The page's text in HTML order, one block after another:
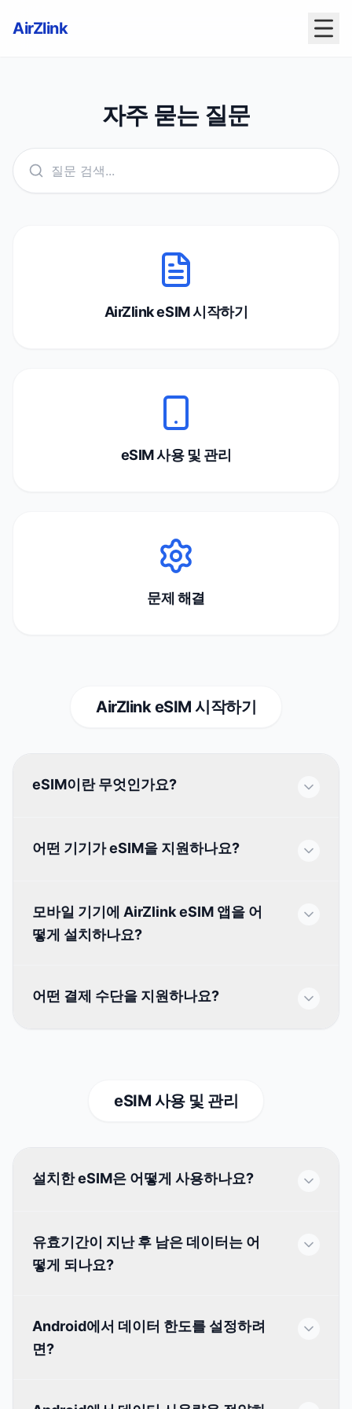
AirZlink
자주 묻는 질문
AirZlink eSIM 시작하기
eSIM 사용 및 관리
문제 해결
AirZlink eSIM 시작하기
eSIM이란 무엇인가요?
어떤 기기가 eSIM을 지원하나요?
모바일 기기에 AirZlink eSIM 앱을 어
떻게 설치하나요?
어떤 결제 수단을 지원하나요?
eSIM 사용 및 관리
설치한 eSIM은 어떻게 사용하나요?
유효기간이 지난 후 남은 데이터는 어
떻게 되나요?
Android에서 데이터 한도를 설정하려
면?